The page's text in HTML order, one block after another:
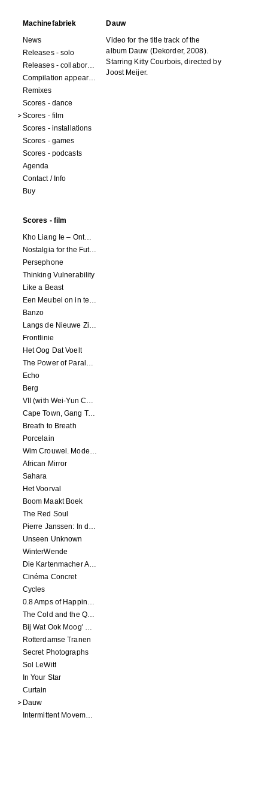
Machinefabriek
News
Releases - solo
Releases - collaborations
Compilation appearances
Remixes
Scores - dance
Scores - film
Scores - installations
Scores - games
Scores - podcasts
Agenda
Contact / Info
Buy
Scores - film
Kho Liang Ie – Ontwerper van zijn tijd
Nostalgia for the Future
Persephone
Thinking Vulnerability
Like a Beast
Een Meubel on in te Wonen
Banzo
Langs de Nieuwe Zijderoute
Frontlinie
Het Oog Dat Voelt
The Power of Paralysis
Echo
Berg
VII (with Wei-Yun Chen)
Cape Town, Gang Town, Lockdown
Breath to Breath
Porcelain
Wim Crouwel. Modernist
African Mirror
Sahara
Het Voorval
Boom Maakt Boek
The Red Soul
Pierre Janssen: In de Greep van de Kunst
Unseen Unknown
WinterWende
Die Kartenmacher Aus Gotha
Cinéma Concret
Cycles
0.8 Amps of Happiness
The Cold and the Quiet
Bij Wat Ook Moog' Gebeuren
Rotterdamse Tranen
Secret Photographs
Sol LeWitt
In Your Star
Curtain
Dauw
Intermittent Movements
Dauw
Video for the title track of the
album Dauw (Dekorder, 2008).
Starring Kitty Courbois, directed by
Joost Meijer.